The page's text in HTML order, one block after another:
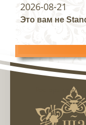
2026-08-21
Это вам не
Ресторан клуб